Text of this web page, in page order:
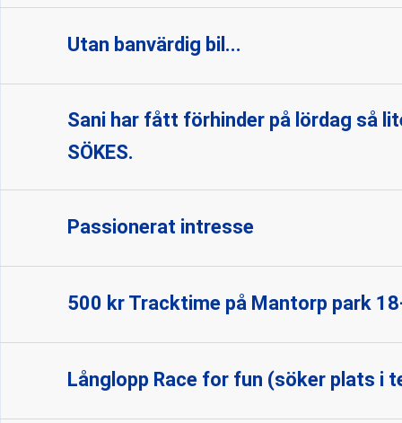
Utan banvärdig bil...
Sani har fått förhinder på lördag så
SÖKES.
Passionerat intresse
500 kr Tracktime på Mantorp park
Långlopp Race for fun (söker plats i